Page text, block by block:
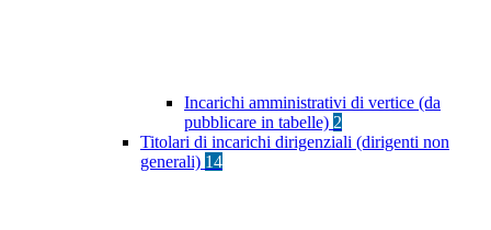
Incarichi amministrativi di vertice (da
pubblicare in tabelle) 2
Titolari di incarichi dirigenziali (dirigenti non
generali) 14